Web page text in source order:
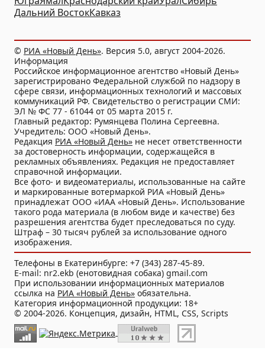
Дальний ВостокКавказ
© РИА «Новый День». Версия 5.0, август 2004-2026.
Информация
Российское информационное агентство «Новый День»
зарегистрировано Федеральной службой по надзору в
сфере связи, информационных технологий и массовых
коммуникаций РФ. Свидетельство о регистрации СМИ:
ЭЛ № ФС 77 - 61044 от 05 марта 2015 г.
Главный редактор: Румянцева Полина Сергеевна.
Учредитель: ООО «Новый День».
Редакция РИА «Новый День» не несет ответственности
за достоверность информации, содержащейся в
рекламных объявлениях. Редакция не предоставляет
справочной информации.
Все фото- и видеоматериалы, использованные на сайте
и маркированные вотермаркой РИА «Новый День»
принадлежат ООО «ИАА «Новый День». Использование
такого рода материала (в любом виде и качестве) без
разрешения агентства будет преследоваться по суду.
Штраф – 30 тысяч рублей за использование одного
изображения.
Телефоны в Екатеринбурге: +7 (343) 287-45-89.
E-mail: nr2.ekb (енотовидная собака) gmail.com
При использовании информационных материалов
ссылка на РИА «Новый День» обязательна.
Категория информационной продукции: 18+
© 2004-2026. Концепция, дизайн, HTML, CSS, Scripts